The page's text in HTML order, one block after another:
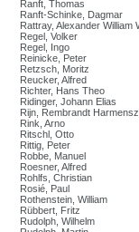
Ranft, Thomas
Ranft-Schinke, Dagmar
Rattray, Alexander William
Regel, Volker
Regel, Ingo
Reinicke, Peter
Retzsch, Moritz
Reucker, Alfred
Richter, Hans Theo
Ridinger, Johann Elias
Rijn, Rembrandt
Rink, Arno
Ritschl, Otto
Rittig, Peter
Robbe, Manuel
Roesner, Alfred
Rohlfs, Christian
Rosié, Paul
Rothenstein, William
Rübbert, Fritz
Rudolph, Wilhelm